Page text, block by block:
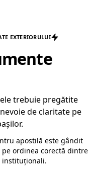
EXTERIORULUI
trebuie pregătite
de claritate pe
apostilă este gândit
ordinea corectă dintre
instituționali.